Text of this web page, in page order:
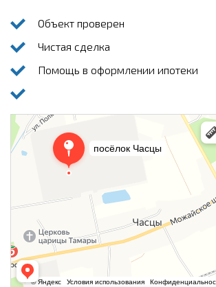
Объект проверен
Чистая сделка
Помощь в оформлении ипотеки